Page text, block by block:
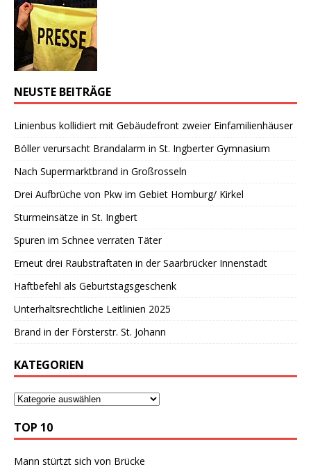
NEUSTE BEITRÄGE
Linienbus kollidiert mit Gebäudefront zweier Einfamilienhäuser
Böller verursacht Brandalarm in St. Ingberter Gymnasium
Nach Supermarktbrand in Großrosseln
Drei Aufbrüche von Pkw im Gebiet Homburg/ Kirkel
Sturmeinsätze in St. Ingbert
Spuren im Schnee verraten Täter
Erneut drei Raubstraftaten in der Saarbrücker Innenstadt
Haftbefehl als Geburtstagsgeschenk
Unterhaltsrechtliche Leitlinien 2025
Brand in der Försterstr. St. Johann
KATEGORIEN
TOP 10
Mann stürtzt sich von Brücke